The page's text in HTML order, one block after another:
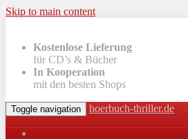
Skip to main content
Kostenlose Lieferung
für CD’s & Bücher
In Kooperation
mit den besten Shops
Toggle navigation hoerbuch-thriller.de